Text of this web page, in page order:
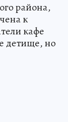
района,
к
кафе
детище, но